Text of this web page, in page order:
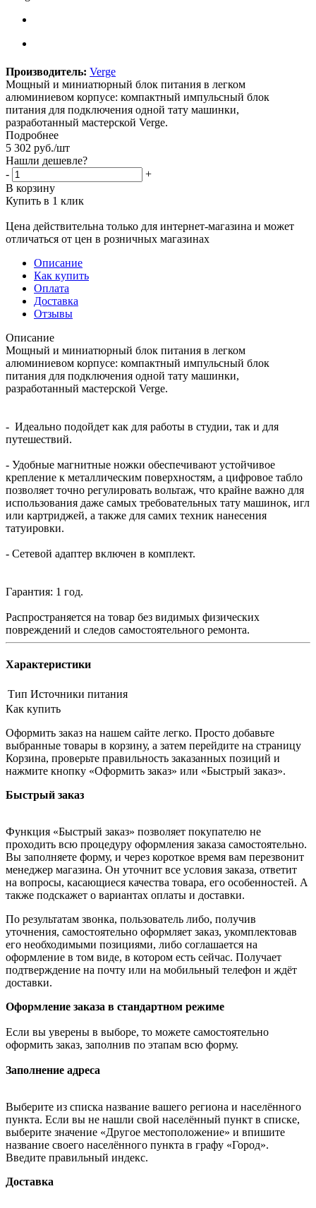
Производитель: Verge
Мощный и миниатюрный блок питания в легком
алюминиевом корпусе: компактный импульсный блок
питания для подключения одной тату машинки,
разработанный мастерской Verge.
Подробнее
5 302 руб./шт
Нашли дешевле?
-
+
В корзину
Купить в 1 клик
Цена действительна только для интернет-магазина и может
отличаться от цен в розничных магазинах
Описание
Как купить
Оплата
Доставка
Отзывы
Описание
Мощный и миниатюрный блок питания в легком
алюминиевом корпусе: компактный импульсный блок
питания для подключения одной тату машинки,
разработанный мастерской Verge.
- Идеально подойдет как для работы в студии, так и для
путешествий.
- Удобные магнитные ножки обеспечивают устойчивое
крепление к металлическим поверхностям, а цифровое табло
позволяет точно регулировать вольтаж, что крайне важно для
использования даже самых требовательных тату машинок, игл
или картриджей, а также для самих техник нанесения
татуировки.
- Сетевой адаптер включен в комплект.
Гарантия: 1 год.
Распространяется на товар без видимых физических
повреждений и следов самостоятельного ремонта.
Характеристики
Тип Источники питания
Как купить
Оформить заказ на нашем сайте легко. Просто добавьте
выбранные товары в корзину, а затем перейдите на страницу
Корзина, проверьте правильность заказанных позиций и
нажмите кнопку «Оформить заказ» или «Быстрый заказ».
Быстрый заказ
Функция «Быстрый заказ» позволяет покупателю не
проходить всю процедуру оформления заказа самостоятельно.
Вы заполняете форму, и через короткое время вам перезвонит
менеджер магазина. Он уточнит все условия заказа, ответит
на вопросы, касающиеся качества товара, его особенностей. А
также подскажет о вариантах оплаты и доставки.
По результатам звонка, пользователь либо, получив
уточнения, самостоятельно оформляет заказ, укомплектовав
его необходимыми позициями, либо соглашается на
оформление в том виде, в котором есть сейчас. Получает
подтверждение на почту или на мобильный телефон и ждёт
доставки.
Оформление заказа в стандартном режиме
Если вы уверены в выборе, то можете самостоятельно
оформить заказ, заполнив по этапам всю форму.
Заполнение адреса
Выберите из списка название вашего региона и населённого
пункта. Если вы не нашли свой населённый пункт в списке,
выберите значение «Другое местоположение» и впишите
название своего населённого пункта в графу «Город».
Введите правильный индекс.
Доставка